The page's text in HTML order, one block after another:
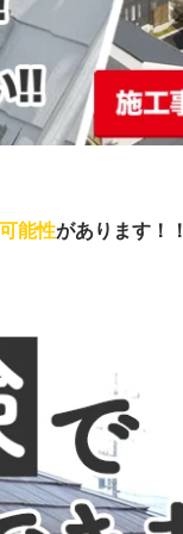
能性があります！！